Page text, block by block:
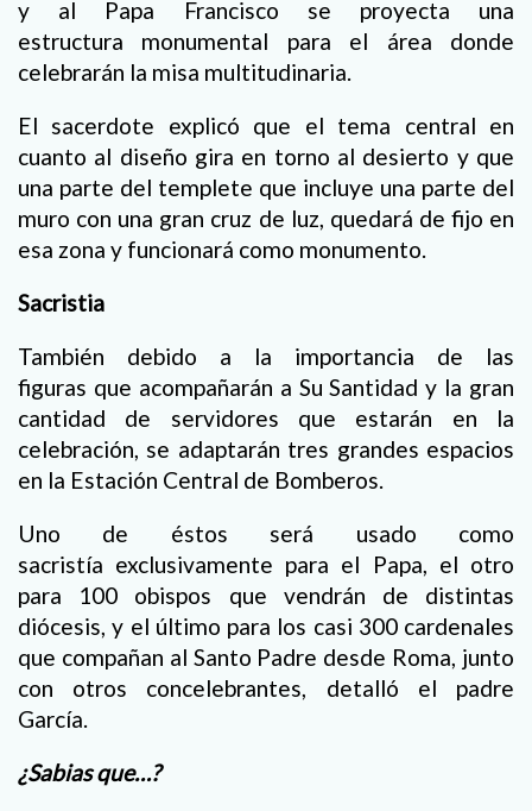
y al Papa Francisco se proyecta una
estructura monumental para el área donde
celebrarán la misa multitudinaria.
El sacerdote explicó que el tema central en
cuanto al diseño gira en torno al desierto y que
una parte del templete que incluye una parte del
muro con una gran cruz de luz, quedará de fijo en
esa zona y funcionará como monumento.
Sacristia
También debido a la importancia de las
figuras que acompañarán a Su Santidad y la gran
cantidad de servidores que estarán en la
celebración, se adaptarán tres grandes espacios
en la Estación Central de Bomberos.
Uno de éstos será usado como
sacristía exclusivamente para el Papa, el otro
para 100 obispos que vendrán de distintas
diócesis, y el último para los casi 300 cardenales
que compañan al Santo Padre desde Roma, junto
con otros concelebrantes, detalló el padre
García.
¿Sabias que…?